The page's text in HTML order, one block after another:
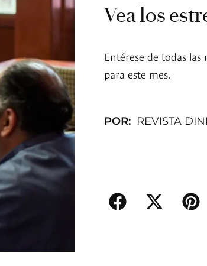
Vea los
Entérese de todas
para este mes.
POR: REVISTA